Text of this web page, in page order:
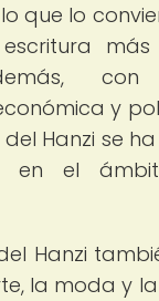
que lo
y
Hanzi se
en el
Hanzi
la moda y